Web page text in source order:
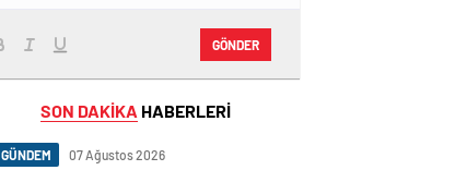
GÖNDER
SON DAKİKA HABERLERİ
GÜNDEM 07 Ağustos 2026